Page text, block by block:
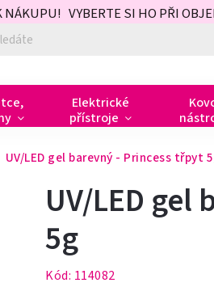
VYBERTE SI HO PŘI
Elektrické
přístroje
UV/LED gel barevný - Princess třpyt
UV/LED
5g
Kód: 114082